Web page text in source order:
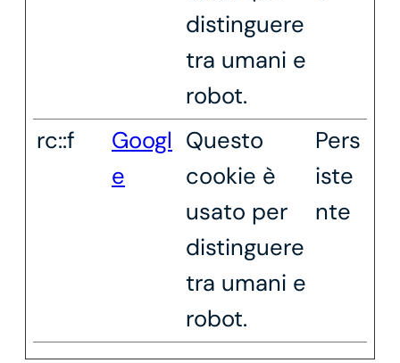
distinguere
tra umani e
robot.
rc::f
Googl
e
Questo
cookie è
usato per
distinguere
tra umani e
robot.
Pers
iste
nte